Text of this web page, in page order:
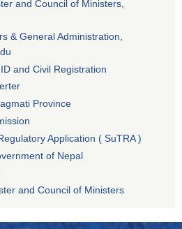
and Council of Ministers,
& General Administration,
and Civil Registration
Province
Application ( SuTRA )
of Nepal
and Council of Ministers